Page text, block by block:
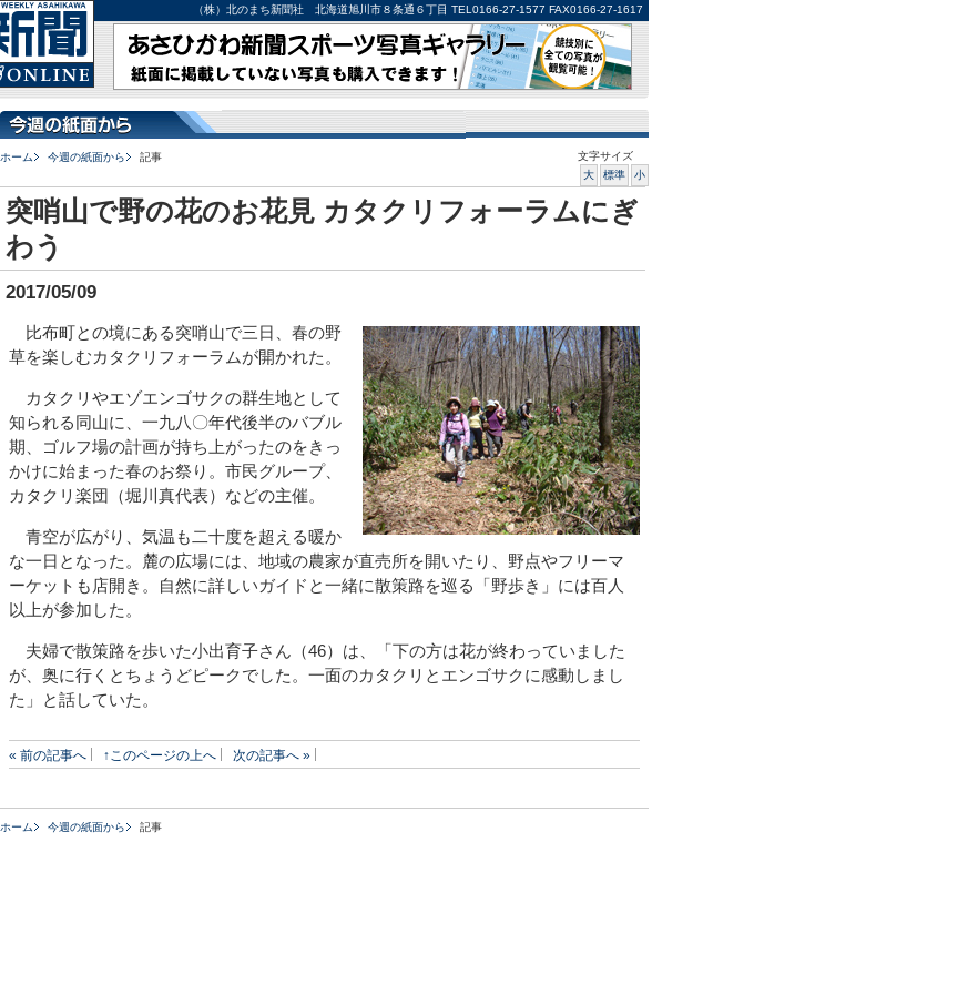
（株）北のまち新聞社 北海道旭川市８条通６丁目 TEL0166-27-1577 FAX0166-27-1617
ホーム 今週の紙面から 記事
文字サイズ
大
標準 小
突哨山で野の花のお花見 カタクリフォーラムにぎ
わう
2017/05/09
比布町との境にある突哨山で三日、春の野
草を楽しむカタクリフォーラムが開かれた。
カタクリやエゾエンゴサクの群生地として
知られる同山に、一九八〇年代後半のバブル
期、ゴルフ場の計画が持ち上がったのをきっ
かけに始まった春のお祭り。市民グループ、
カタクリ楽団（堀川真代表）などの主催。
青空が広がり、気温も二十度を超える暖か
な一日となった。麓の広場には、地域の農家が直売所を開いたり、野点やフリーマ
ーケットも店開き。自然に詳しいガイドと一緒に散策路を巡る「野歩き」には百人
以上が参加した。
夫婦で散策路を歩いた小出育子さん（46）は、「下の方は花が終わっていました
が、奥に行くとちょうどピークでした。一面のカタクリとエンゴサクに感動しまし
た」と話していた。
« 前の記事へ ↑このページの上へ 次の記事へ »
ホーム 今週の紙面から 記事